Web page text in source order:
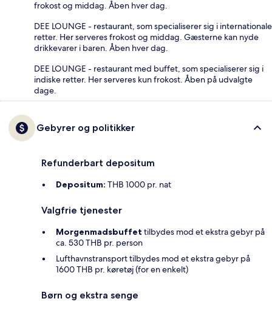
frokost og middag. Åben hver dag.
DEE LOUNGE - restaurant, som specialiserer sig i internationale
retter. Her serveres frokost og middag. Gæsterne kan nyde
drikkevarer i baren. Åben hver dag.
DEE LOUNGE - restaurant med buffet, som specialiserer sig i
indiske retter. Her serveres kun frokost. Åben på udvalgte
dage.
Gebyrer og politikker
Refunderbart depositum
Depositum: THB 1000 pr. nat
Valgfrie tjenester
Morgenmadsbuffet tilbydes mod et ekstra gebyr på
ca. 530 THB pr. person
Lufthavnstransport tilbydes mod et ekstra gebyr på
1600 THB pr. køretøj (for en enkelt)
Børn og ekstra senge